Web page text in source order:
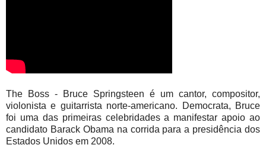
The Boss - Bruce Springsteen é um cantor, compositor,
violonista e guitarrista norte-americano. Democrata, Bruce
foi uma das primeiras celebridades a manifestar apoio ao
candidato Barack Obama na corrida para a presidência dos
Estados Unidos em 2008.